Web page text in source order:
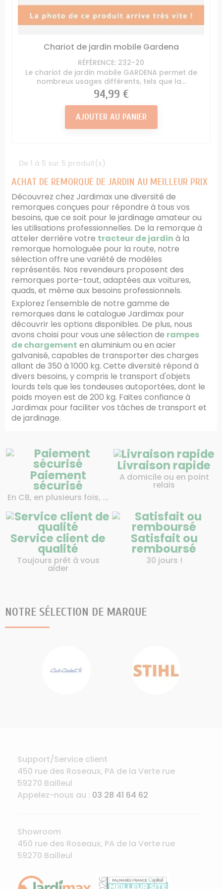
ACHAT DE REMORQUE DE JARDIN AU MEILLEUR PRIX
Découvrez chez Jardimax une diversité de
remorques conçues pour répondre à tous vos
besoins, que ce soit pour le jardinage amateur ou
les utilisations professionnelles. De la remorque à
atteler derrière votre tracteur de jardin à la
remorque homologuée pour la route, notre
sélection offre une variété de modèles
représentés. Nos revendeurs proposent des
remorques porte-tout, adaptées aux voitures,
quads, et même aux besoins professionnels.
Explorez l'ensemble de notre gamme de
remorques dans le catalogue Jardimax pour
découvrir les options disponibles. De plus, nous
avons choisi pour vous une sélection de rampes
de chargement en aluminium ou en acier
galvanisé, capables de transporter des charges
allant de 350 à 1000 kg. Cette diversité répond à
divers besoins, y compris le transport d'objets
lourds tels que les tondeuses autoportées, dont le
poids moyen est de 200 kg. Faites confiance à
Jardimax pour faciliter vos tâches de transport et
de jardinage.
Chariot de jardin mobile Gardena
RÉFÉRENCE: 232-20
Le chariot de jardin mobile GARDENA permet de
nombreux usages différents, tels que la...
Prix
94,99 €
AJOUTER AU PANIER
De 1 à 5 sur 5 produit(s)
Paiement
sécurisé
En CB, en plusieurs fois, ...
Livraison rapide
A domicile ou en point
relais
Service client de
qualité
Toujours prêt à vous
aider
Satisfait ou
remboursé
30 jours !
NOTRE SÉLECTION DE MARQUE
Support/Service client
450 rue des Roseaux, PA de la Verte rue
59270 Bailleul
Appelez-nous au : 03 28 41 64 62
Showroom
450 rue des Roseaux, PA de la Verte rue
59270 Bailleul